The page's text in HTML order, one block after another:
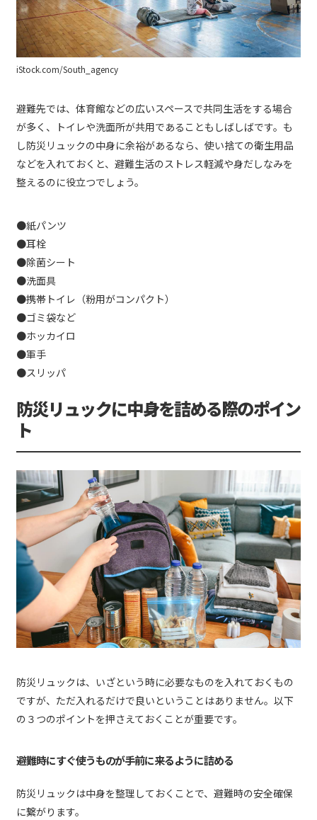
iStock.com/South_agency
避難先では、体育館などの広いスペースで共同生活をする場合
が多く、トイレや洗面所が共用であることもしばしばです。も
し防災リュックの中身に余裕があるなら、使い捨ての衛生用品
などを入れておくと、避難生活のストレス軽減や身だしなみを
整えるのに役立つでしょう。
●紙パンツ
●耳栓
●除菌シート
●洗面具
●携帯トイレ（粉用がコンパクト）
●ゴミ袋など
●ホッカイロ
●軍手
●スリッパ
防災リュックに中身を詰める際のポイン
ト
防災リュックは、いざという時に必要なものを入れておくもの
ですが、ただ入れるだけで良いということはありません。以下
の３つのポイントを押さえておくことが重要です。
避難時にすぐ使うものが手前に来るように詰める
防災リュックは中身を整理しておくことで、避難時の安全確保
に繋がります。